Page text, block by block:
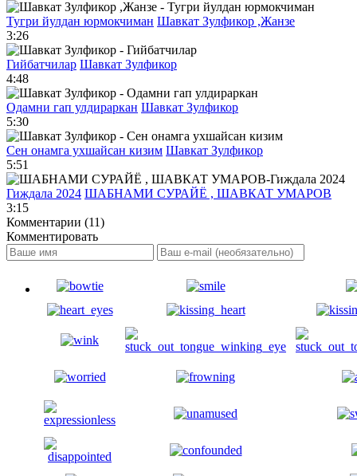
Тугри йулдан юрмокчиман Шавкат Зулфикор ,Жанзе
3:26
Гийбатчилар Шавкат Зулфикор
4:48
Одамни гап улдираркан Шавкат Зулфикор
5:30
Сен онамга ухшайсан кизим Шавкат Зулфикор
5:51
Гиждала 2024 ШАБНАМИ СУРАЙЁ , ШАВКАТ УМАРОВ
3:15
Комментарии (11)
Комментировать